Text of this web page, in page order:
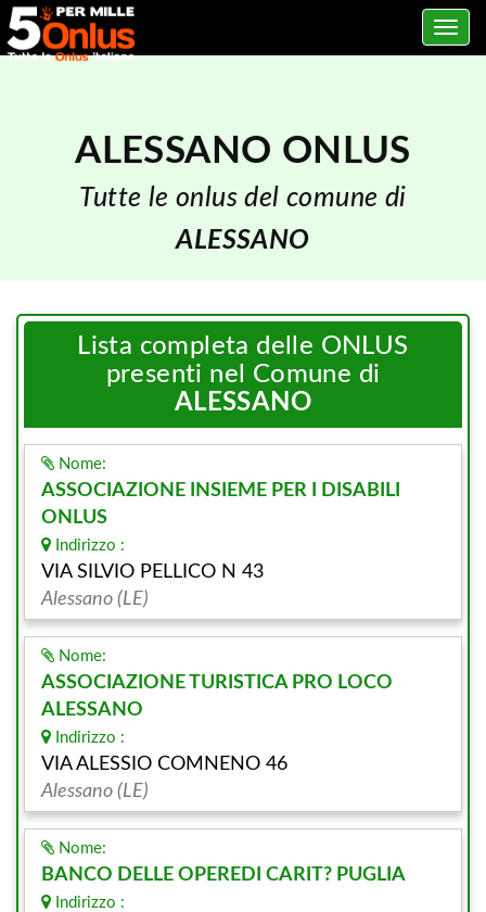
Toggle
ALESSANO ONLUS
Tutte le onlus del comune di
ALESSANO
Lista completa delle ONLUS
presenti nel Comune di
ALESSANO
Nome:
ASSOCIAZIONE INSIEME PER I DISABILI
ONLUS
Indirizzo :
VIA SILVIO PELLICO N 43
Alessano (LE)
Nome:
ASSOCIAZIONE TURISTICA PRO LOCO
ALESSANO
Indirizzo :
VIA ALESSIO COMNENO 46
Alessano (LE)
Nome:
BANCO DELLE OPEREDI CARIT? PUGLIA
Indirizzo :